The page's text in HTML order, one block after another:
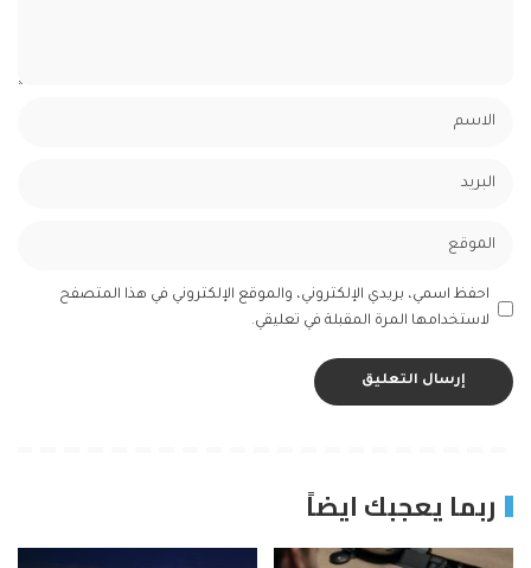
احفظ اسمي، بريدي الإلكتروني، والموقع الإلكتروني في هذا المتصفح
لاستخدامها المرة المقبلة في تعليقي.
ربما يعجبك ايضاً